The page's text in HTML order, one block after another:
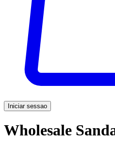
Iniciar sessao
Wholesale